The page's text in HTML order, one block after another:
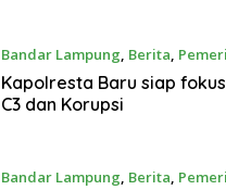
Bandar Lampung, Berita,
Agustus 7, 2026
Kapolresta Baru siap
C3 dan Korupsi
Bandar Lampung Berita